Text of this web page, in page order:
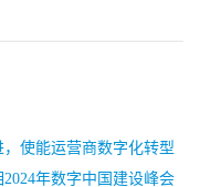
使能运营商数字化转型
年数字中国建设峰会